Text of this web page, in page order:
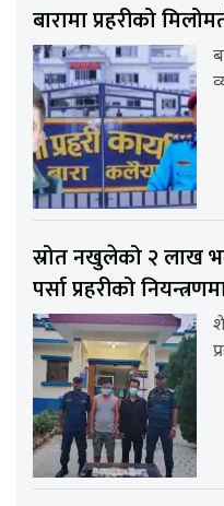
बारामा प्रहरीको
स्रोत नखुलेको २ लाख
पर्सा प्रहरीको